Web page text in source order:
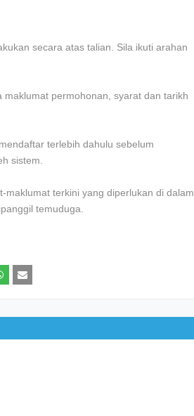
secara atas talian. Sila ikuti arahan
maklumat permohonan, syarat dan tarikh
terlebih dahulu sebelum
sistem.
maklumat terkini yang diperlukan di dalam
temuduga.